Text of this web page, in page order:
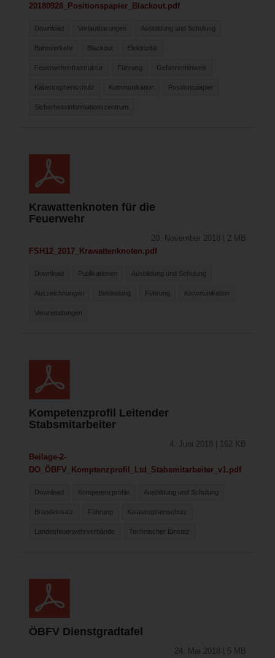
20180928_Positionspapier_Blackout.pdf
Download Verlautbarungen Ausbildung und Schulung
Bahnverkehr Blackout Elektrizität
Feuerwehrinfrastruktur Führung Gefahrenhinweis
Katastrophenschutz Kommunikation Positionspapier
Sicherheitsinformationszentrum
Krawattenknoten für die
Feuerwehr
20. November 2018 | 2 MB
FSH12_2017_Krawattenknoten.pdf
Download Publikationen Ausbildung und Schulung
Auszeichnungen Bekleidung Führung Kommunikation
Veranstaltungen
Kompetenzprofil Leitender
Stabsmitarbeiter
4. Juni 2018 | 162 KB
Beilage-2-
DO_ÖBFV_Komptenzprofil_Ltd_Stabsmitarbeiter_v1.pdf
Download Kompetenzprofile Ausbildung und Schulung
Brandeinsatz Führung Katastrophenschutz
Landesfeuerwehrverbände Technischer Einsatz
ÖBFV Dienstgradtafel
24. Mai 2018 | 5 MB